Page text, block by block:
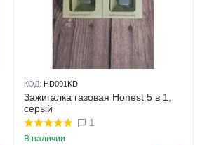
КОД: HD091KD
Зажигалка газовая Honest 5 в 1,
серый
1
В наличии